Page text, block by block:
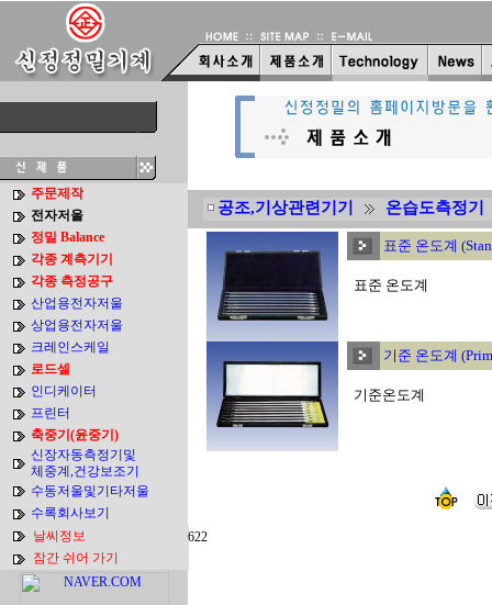
주문제작
전자저울
정밀 Balance
각종 계측기기
각종 측정공구
산업용전자저울
상업용전자저울
크레인스케일
로드셀
인디케이터
프린터
축중기(윤중기)
신장자동측정기및
체중계,건강보조기
수동저울및기타저울
수록회사보기
날씨정보
잠간 쉬어 가기
공조,기상관련기기 온습도측정기
표준 온도계
표준 온도계
기준 온도계
기준온도계
622